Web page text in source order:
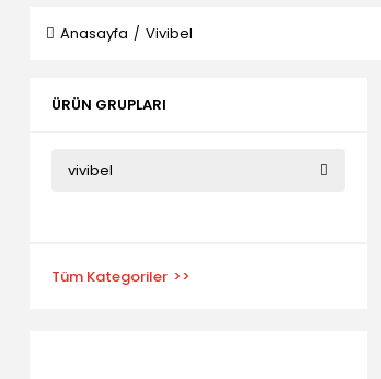
Anasayfa Vivibel
ÜRÜN GRUPLARI
vivibel
Tüm Kategoriler